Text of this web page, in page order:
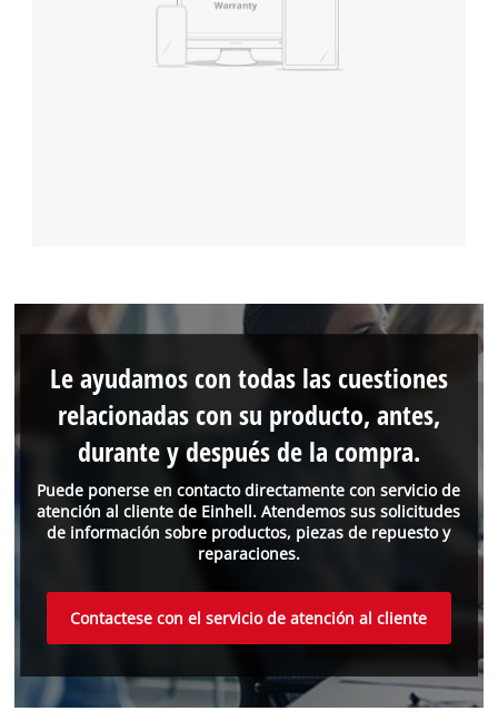
Puede ponerse en contacto directamente con servicio de
atención al cliente de Einhell. Atendemos sus solicitudes
de información sobre productos, piezas de repuesto y
reparaciones.
Le ayudamos con todas las cuestiones
relacionadas con su producto, antes,
durante y después de la compra.
Contactese con el servicio de atención al cliente